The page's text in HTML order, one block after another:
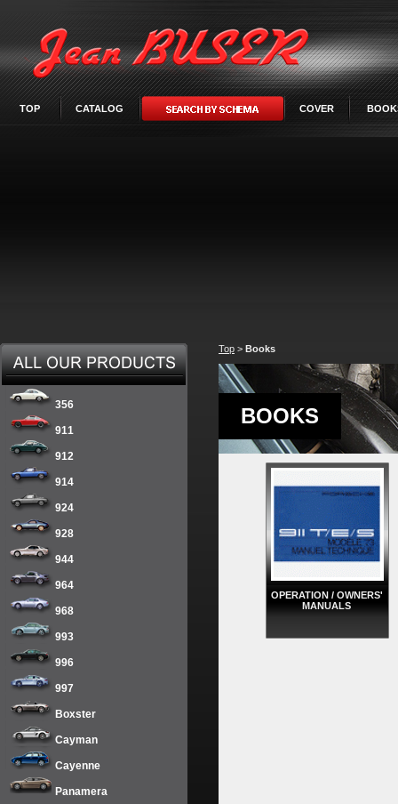
TOP CATALOG COVER
356
911
912
914
924
928
944
964
968
993
996
997
Boxster
Cayman
Cayenne
Panamera
Top > Books
BOOKS
OPERATION / OWNERS'
MANUALS